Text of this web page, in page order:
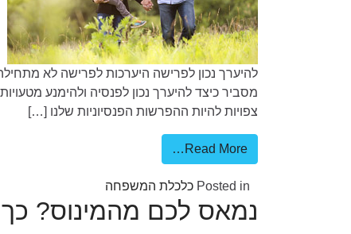
מסביר כיצד להיערך נכון לפנסיה ולהימנע
צפויות להיות ההפרשות הפנסיוניות שלנו […]
Read More…
Posted in כלכלת המשפחה
נמאס לכם מהמינוס?